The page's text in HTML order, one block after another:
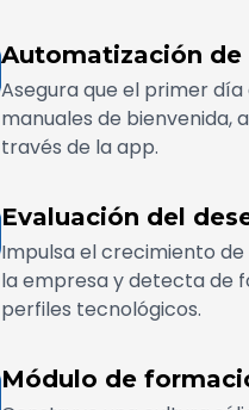
Automatización
Asegura que el primer
manuales de bienvenida,
través de la app.
Evaluación del
Impulsa el crecimiento
la empresa y detecta de
perfiles tecnológicos.
Módulo de